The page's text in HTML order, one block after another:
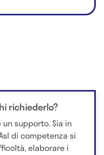
richiederlo?
supporto. Sia in
di competenza si
elaborare i